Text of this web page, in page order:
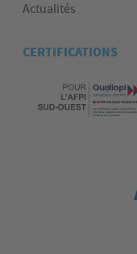
Actualités
CERTIFICATIONS